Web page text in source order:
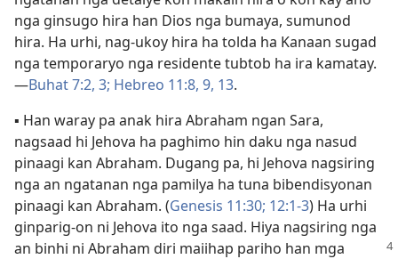
nga ginsugo hira han Dios nga bumaya, sumunod
hira. Ha urhi, nag-ukoy hira ha tolda ha Kanaan sugad
nga temporaryo nga residente tubtob ha ira kamatay.
—Buhat 7:2, 3; Hebreo 11:8, 9, 13.
▪ Han waray pa anak hira Abraham ngan Sara,
nagsaad hi Jehova ha paghimo hin daku nga nasud
pinaagi kan Abraham. Dugang pa, hi Jehova nagsiring
nga an ngatanan nga pamilya ha tuna bibendisyonan
pinaagi kan Abraham. (Genesis 11:30; 12:1-3) Ha urhi
ginparig-on ni Jehova ito nga saad. Hiya nagsiring nga
an binhi ni Abraham diri maiihap pariho han mga